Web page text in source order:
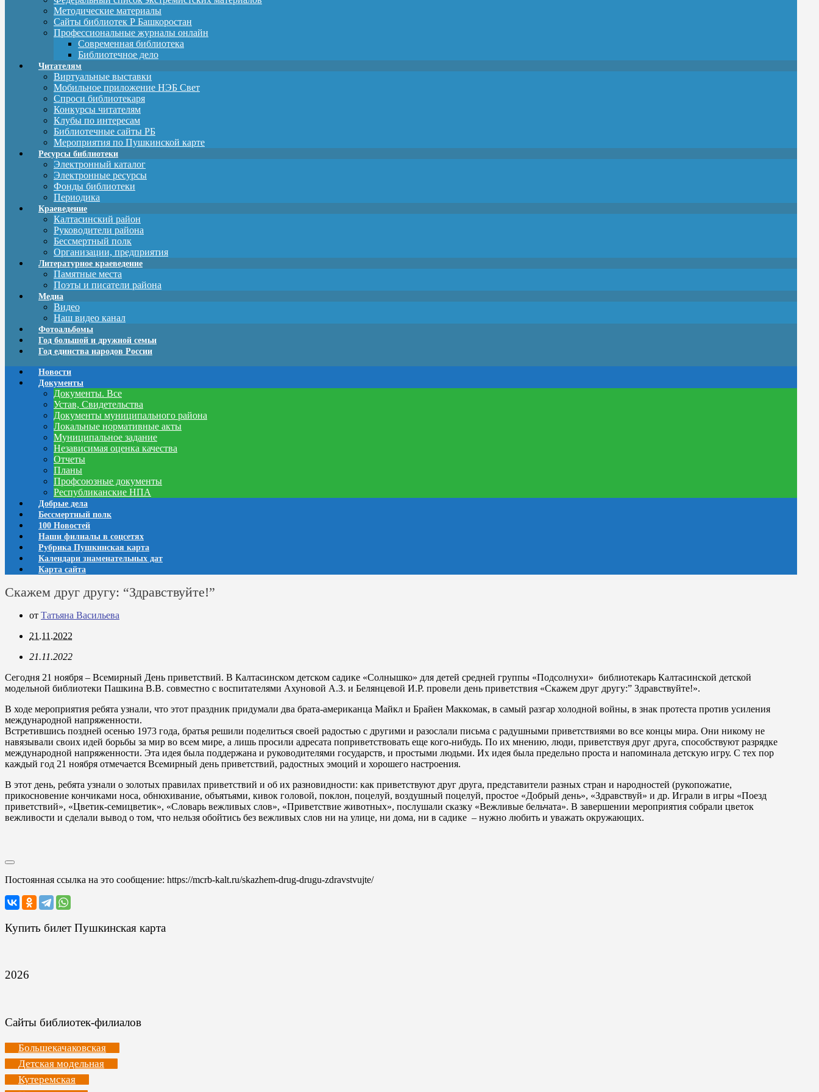
Методические материалы
Сайты библиотек Р Башкоростан
Профессиональные журналы онлайн
Современная библиотека
Библиотечное дело
Читателям
Виртуальные выставки
Мобильное приложение НЭБ Свет
Спроси библиотекаря
Конкурсы читателям
Клубы по интересам
Библиотечные сайты РБ
Мероприятия по Пушкинской карте
Ресурсы библиотеки
Электронный каталог
Электронные ресурсы
Фонды библиотеки
Периодика
Краеведение
Калтасинский район
Руководители района
Бессмертный полк
Организации, предприятия
Литературное краеведение
Памятные места
Поэты и писатели района
Медиа
Видео
Наш видео канал
Фотоальбомы
Год большой и дружной семьи
Год единства народов России
Новости
Документы
Документы. Все
Устав, Свидетельства
Документы муниципального района
Локальные нормативные акты
Муниципальное задание
Независимая оценка качества
Отчеты
Планы
Профсоюзные документы
Республиканские НПА
Добрые дела
Бессмертный полк
100 Новостей
Наши филиалы в соцсетях
Рубрика Пушкинская карта
Календари знаменательных дат
Карта сайта
Скажем друг другу: “Здравствуйте!”
от Татьяна Васильева
21.11.2022
21.11.2022
Сегодня 21 ноября – Всемирный День приветствий. В Калтасинском детском садике «Солнышко» для детей средней группы «Подсолнухи» библиотекарь Калтасинской детской
модельной библиотеки Пашкина В.В. совместно с воспитателями Ахуновой А.З. и Белянцевой И.Р. провели день приветствия «Скажем друг другу:” Здравствуйте!».
В ходе мероприятия ребята узнали, что этот праздник придумали два брата-американца Майкл и Брайен Маккомак, в самый разгар холодной войны, в знак протеста против усиления
международной напряженности.
Встретившись поздней осенью 1973 года, братья решили поделиться своей радостью с другими и разослали письма с радушными приветствиями во все концы мира. Они никому не
навязывали своих идей борьбы за мир во всем мире, а лишь просили адресата поприветствовать еще кого-нибудь. По их мнению, люди, приветствуя друг друга, способствуют разрядке
международной напряженности. Эта идея была поддержана и руководителями государств, и простыми людьми. Их идея была предельно проста и напоминала детскую игру. С тех пор
каждый год 21 ноября отмечается Всемирный день приветствий, радостных эмоций и хорошего настроения.
В этот день, ребята узнали о золотых правилах приветствий и об их разновидности: как приветствуют друг друга, представители разных стран и народностей (рукопожатие,
прикосновение кончиками носа, обнюхивание, объятьями, кивок головой, поклон, поцелуй, воздушный поцелуй, простое «Добрый день», «Здравствуй» и др. Играли в игры «Поезд
приветствий», «Цветик-семицветик», «Словарь вежливых слов», «Приветствие животных», послушали сказку «Вежливые бельчата». В завершении мероприятия собрали цветок
вежливости и сделали вывод о том, что нельзя обойтись без вежливых слов ни на улице, ни дома, ни в садике – нужно любить и уважать окружающих.
Постоянная ссылка на это сообщение: https://mcrb-kalt.ru/skazhem-drug-drugu-zdravstvujte/
Купить билет Пушкинская карта
2026
Сайты библиотек-филиалов
Большекачаковская
Детская модельная
Кутеремская